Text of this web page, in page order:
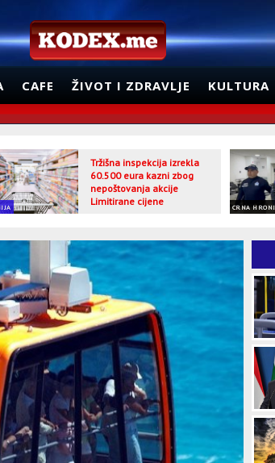
CAFE ŽIVOT I ZDRAVLJE KULTURA
Tržišna inspekcija izrekla
60.500 eura kazni zbog
nepoštovanja akcije
Limitirane cijene
CRNA